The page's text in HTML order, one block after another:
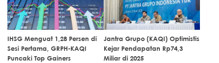
IHSG Menguat 1,28 Persen di
Sesi Pertama, GRPH-KAQI
Puncaki Top Gainers
Jantra Grupo (KAQI) Optimistis
Kejar Pendapatan Rp74,3
Miliar di 2025